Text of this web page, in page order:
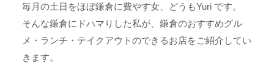
毎月の土日をほぼ鎌倉に費やす女、どうもYuri です。
そんな鎌倉にドハマりした私が、鎌倉のおすすめグル
メ・ランチ・テイクアウトのできるお店をご紹介してい
きます。